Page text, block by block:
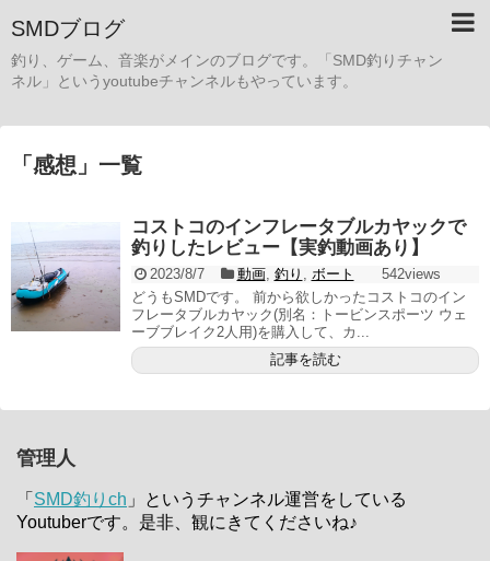
SMDブログ
釣り、ゲーム、音楽がメインのブログです。「SMD釣りチャン
ネル」というyoutubeチャンネルもやっています。
「 感想 」 一覧
コストコのインフレータブルカヤックで
釣りしたレビュー【実釣動画あり】
2023/8/7 動画, 釣り ボート
542views
どうもSMDです。 前から欲しかったコストコのイン
フレータブルカヤック(別名：トービンスポーツ ウェ
ーブブレイク2人用)を購入して、カ...
記事を読む
管理人
「 SMD釣りch 」というチャンネル運営をしている
Youtuberです。是非、観にきてくださいね♪